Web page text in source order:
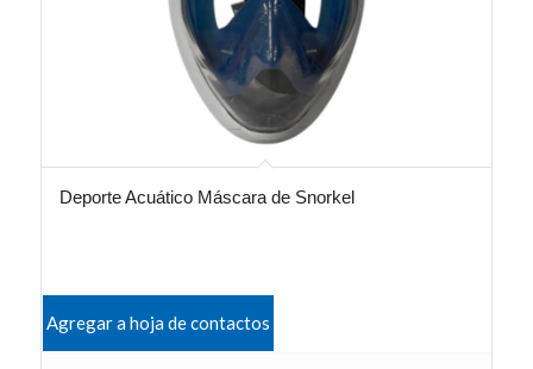
Deporte Acuático Máscara de Snorkel
Agregar a hoja de contactos